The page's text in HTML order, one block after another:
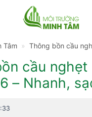
Tâm » Thông bồn cầu
cầu nghẹt
– Nhanh,